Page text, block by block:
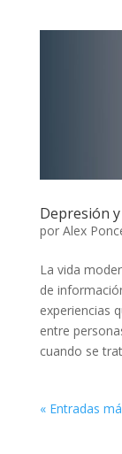
Depresión
por Alex
La vida
de
experiencias
entre
cuando se
« Entradas